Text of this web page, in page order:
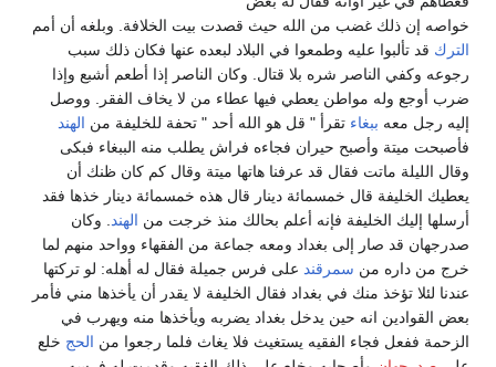
خواصه إن ذلك غضب من الله حيث قصدت بيت الخلافة. وبلغه أن أمم
الترك قد تألبوا عليه وطمعوا في البلاد لبعده عنها فكان ذلك سبب
رجوعه وكفي الناصر شره بلا قتال. وكان الناصر إذا أطعم أشبع وإذا
ضرب أوجع وله مواطن يعطي فيها عطاء من لا يخاف الفقر. ووصل
إليه رجل معه ببغاء تقرأ " قل هو الله أحد " تحفة للخليفة من الهند
فأصبحت ميتة وأصبح حيران فجاءه فراش يطلب منه الببغاء فبكى
وقال الليلة ماتت فقال قد عرفنا هاتها ميتة وقال كم كان ظنك أن
يعطيك الخليفة قال خمسمائة دينار قال هذه خمسمائة دينار خذها فقد
أرسلها إليك الخليفة فإنه أعلم بحالك منذ خرجت من الهند
. وكان
صدرجهان قد صار إلى بغداد ومعه جماعة من الفقهاء وواحد منهم لما
خرج من داره من سمرقند على فرس جميلة فقال له أهله: لو تركتها
عندنا لئلا تؤخذ منك في بغداد فقال الخليفة لا يقدر أن يأخذها مني فأمر
بعض القوادين انه حين يدخل بغداد يضربه ويأخذها منه ويهرب في
الزحمة ففعل فجاء الفقيه يستغيث فلا يغاث فلما رجعوا من الحج خلع